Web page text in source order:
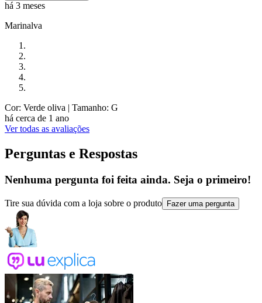
há 3 meses
Marinalva
Cor: Verde oliva | Tamanho: G
há cerca de 1 ano
Ver todas as avaliações
Perguntas e Respostas
Nenhuma pergunta foi feita ainda. Seja o primeiro!
Tire sua dúvida com a loja sobre o produto Fazer uma pergunta